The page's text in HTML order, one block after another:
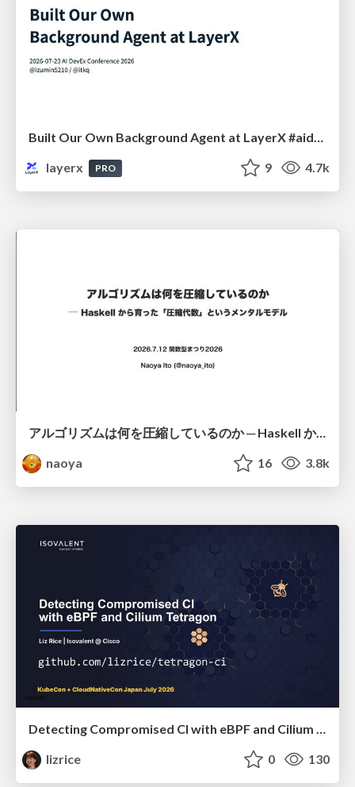
Built Our Own Background Agent at LayerX #aidevex_findy
layerx
PRO 9 4.7k
アルゴリズムは何を圧縮しているのか ─ Haskell から育った「圧縮代数」というメンタルモデル
naoya
16 3.8k
lizrice
0 130